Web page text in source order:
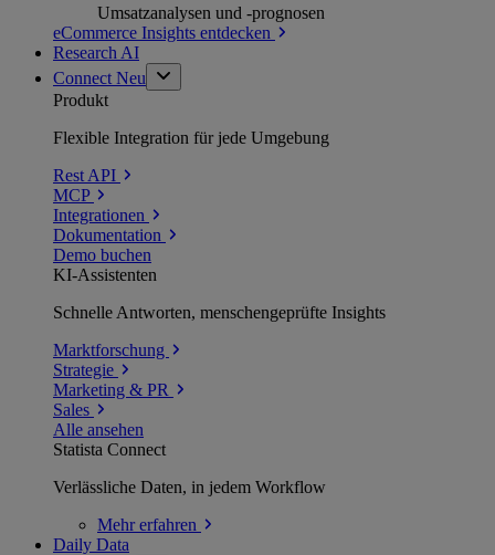
Umsatzanalysen und -prognosen
eCommerce Insights entdecken
Research AI
Connect Neu
Produkt
Flexible Integration für jede Umgebung
Rest API
MCP
Integrationen
Dokumentation
Demo buchen
KI-Assistenten
Schnelle Antworten, menschengeprüfte Insights
Marktforschung
Strategie
Marketing & PR
Sales
Alle ansehen
Statista Connect
Verlässliche Daten, in jedem Workflow
Mehrerfahren
Daily Data